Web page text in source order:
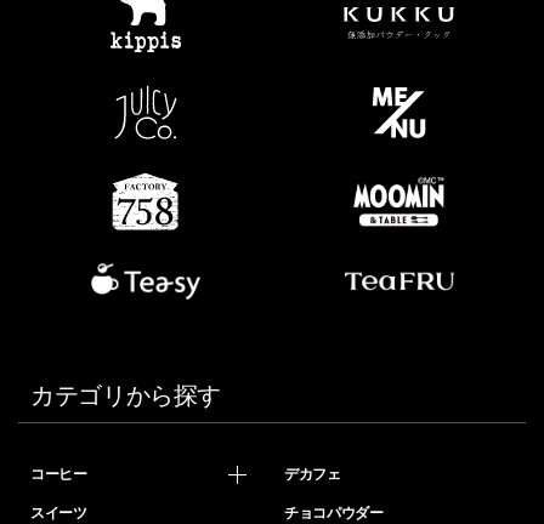
カテゴリから探す
コーヒー デカフェ
スイーツ チョコパウダー